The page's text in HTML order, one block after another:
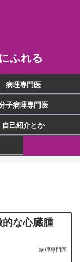
ふれる
病理専門医
子病理専門医
自己紹介とか
な心臓腫
病理専門医